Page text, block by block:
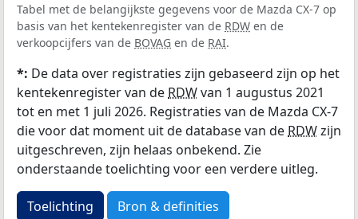
Tabel met de belangijkste gegevens voor de Mazda CX-7 op
basis van het kentekenregister van de RDW en de
verkoopcijfers van de BOVAG en de RAI.
*: De data over registraties zijn gebaseerd zijn op het
kentekenregister van de RDWvan 1 augustus 2021
tot en met 1 juli 2026. Registraties van de Mazda CX-7
die voor dat moment uit de database van de RDWzijn
uitgeschreven, zijn helaas onbekend. Zie
onderstaande toelichting voor een verdere uitleg.
Toelichting Bron & definities